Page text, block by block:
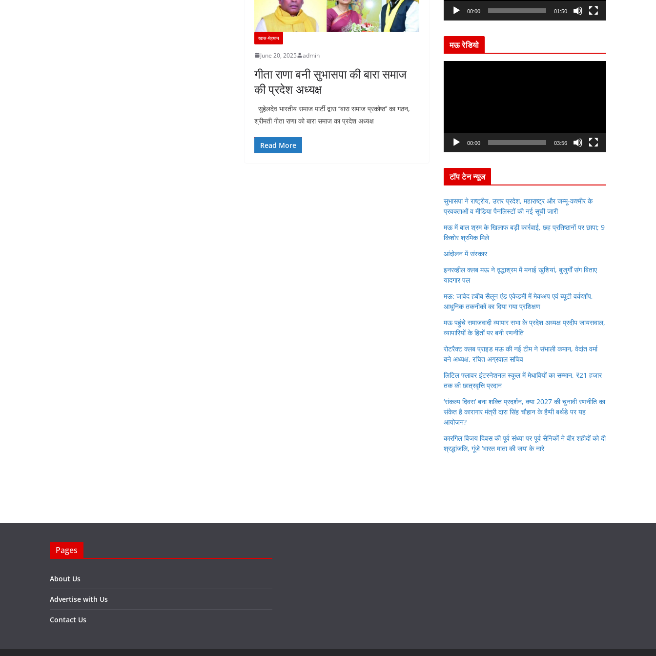
खास-मेहमान
June 20, 2025 admin
गीता राणा बनी सुभासपा की बारा समाज
की प्रदेश अध्यक्ष
सुहेलदेव भारतीय समाज पार्टी द्वारा ‘‘बारा समाज प्रकोष्ठ’’ का गठन,
श्रीमती गीता राणा को बारा समाज का प्रदेश अध्यक्ष
Read More
a
r
00:00 01:50
मऊ रेडियो
a
r
00:00 03:56
टॉप टेन न्यूज
सुभासपा ने राष्ट्रीय, उत्तर प्रदेश, महाराष्ट्र और जम्मू-कश्मीर के
प्रवक्ताओं व मीडिया पैनलिस्टों की नई सूची जारी
मऊ में बाल श्रम के खिलाफ बड़ी कार्रवाई, छह प्रतिष्ठानों पर छापा; 9
किशोर श्रमिक मिले
आंदोलन में संस्कार
इनरव्हील क्लब मऊ ने वृद्धाश्रम में मनाई खुशियां, बुजुर्गों संग बिताए
यादगार पल
मऊ: जावेद हबीब सैलून एंड एकेडमी में मेकअप एवं ब्यूटी वर्कशॉप,
आधुनिक तकनीकों का दिया गया प्रशिक्षण
मऊ पहुंचे समाजवादी व्यापार सभा के प्रदेश अध्यक्ष प्रदीप जायसवाल,
व्यापारियों के हितों पर बनी रणनीति
रोटरैक्ट क्लब प्राइड मऊ की नई टीम ने संभाली कमान, वेदांत वर्मा
बने अध्यक्ष, रचित अग्रवाल सचिव
लिटिल फ्लावर इंटरनेशनल स्कूल में मेधावियों का सम्मान, ₹21 हजार
तक की छात्रवृत्ति प्रदान
‘संकल्प दिवस’ बना शक्ति प्रदर्शन, क्या 2027 की चुनावी रणनीति का
संकेत है कारागार मंत्री दारा सिंह चौहान के हैप्पी बर्थडे पर यह
आयोजन?
कारगिल विजय दिवस की पूर्व संध्या पर पूर्व सैनिकों ने वीर शहीदों को दी
श्रद्धांजलि, गूंजे ‘भारत माता की जय’ के नारे
Pages
About Us
Advertise with Us
Contact Us